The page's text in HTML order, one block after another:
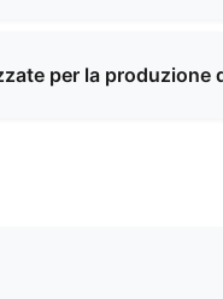
textureper la produzione